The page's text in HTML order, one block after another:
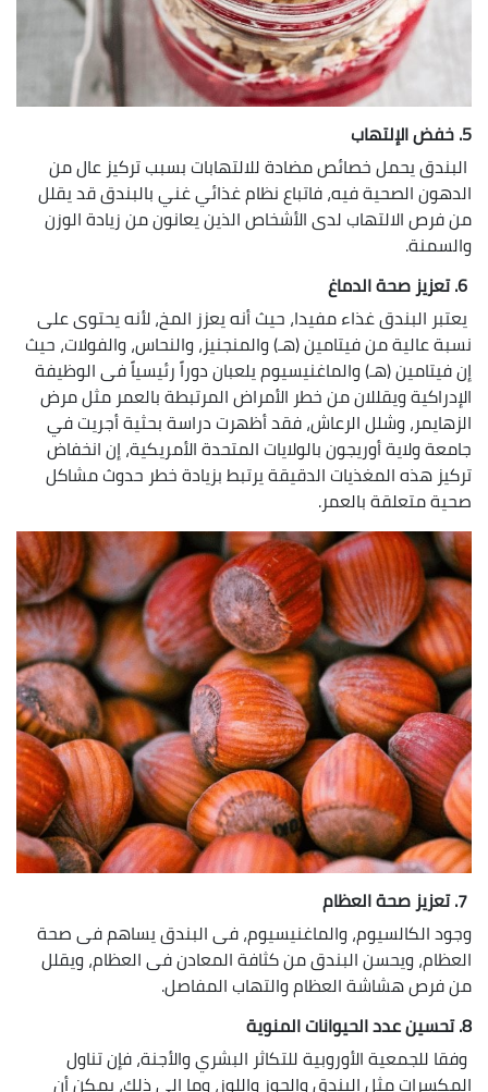
البندق يحمل خصائص مضادة للالتهابات بسبب تركيز عال من
الدهون الصحية فيه، فاتباع نظام غذائي غني بالبندق قد يقلل
من فرص الالتهاب لدى الأشخاص الذين يعانون من زيادة الوزن
والسمنة.
يعتبر البندق غذاء مفيدا، حيث أنه يعزز المخ، لأنه يحتوى على
نسبة عالية من فيتامين (هـ) والمنجنيز، والنحاس، والفولات، حيث
إن فيتامين (هـ) والماغنيسيوم يلعبان دوراً رئيسياً فى الوظيفة
الإدراكية ويقللان من خطر الأمراض المرتبطة بالعمر مثل مرض
الزهايمر، وشلل الرعاش، فقد أظهرت دراسة بحثية أجريت في
جامعة ولاية أوريجون بالولايات المتحدة الأمريكية، إن انخفاض
تركيز هذه المغذيات الدقيقة يرتبط بزيادة خطر حدوث مشاكل
صحية متعلقة بالعمر.
وجود الكالسيوم، والماغنيسيوم، فى البندق يساهم فى صحة
العظام، ويحسن البندق من كثافة المعادن فى العظام، ويقلل
من فرص هشاشة العظام والتهاب المفاصل.
وفقا للجمعية الأوروبية للتكاثر البشري والأجنة، فإن تناول
المكسرات مثل البندق والجوز واللوز، وما إلى ذلك، يمكن أن